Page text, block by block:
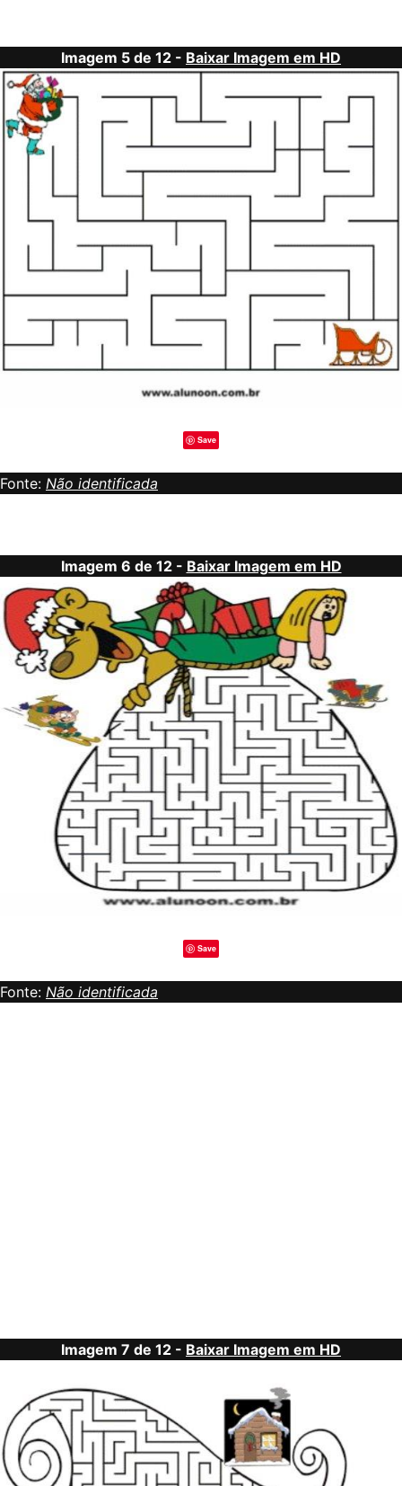
Imagem 5 de 12 - Baixar Imagem em HD
Save
Fonte: Não identificada
Imagem 6 de 12 - Baixar Imagem em HD
Save
Fonte: Não identificada
Imagem 7 de 12 - Baixar Imagem em HD